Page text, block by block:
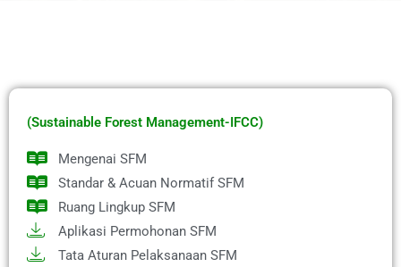
(Sustainable Forest Management-IFCC)
Mengenai SFM
Standar & Acuan Normatif SFM
Ruang Lingkup SFM
Aplikasi Permohonan SFM
Tata Aturan Pelaksanaan SFM